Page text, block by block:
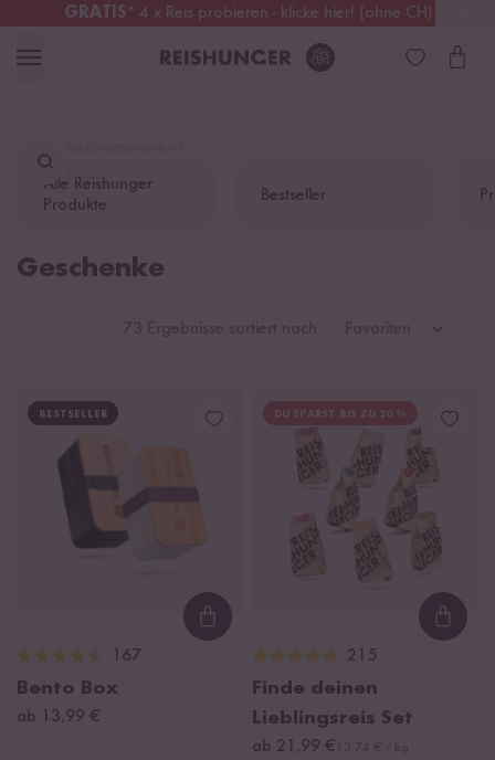
GRATIS* 4 x Reis probieren - klicke hier! (ohne CH)
Deutschland Kostenloser Versand
finden ...
Alle Reishunger
Produkte
Bestseller
Geschenke
BESTSELLER
Loading...
167
Bento Box
ab 13,99 €
DU SPARST BIS ZU 20 %
215
Finde deinen
Lieblingsreis Set
ab 21,99 €